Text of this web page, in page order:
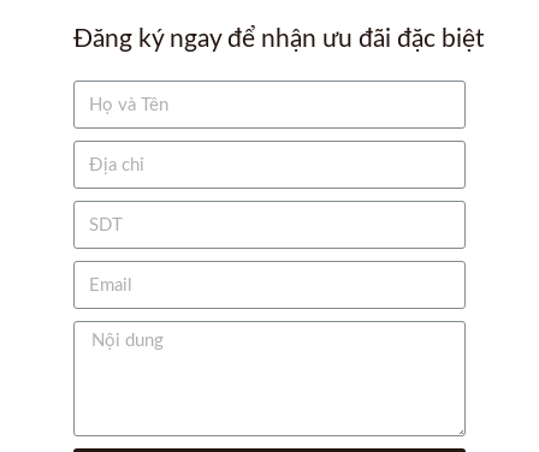
Đăng ký ngay để nhận ưu đãi đặc biệt